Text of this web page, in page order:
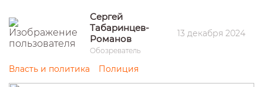
Сергей
Табаринцев-
Романов
Обозреватель
13 декабря 2024
Власть и политика Полиция